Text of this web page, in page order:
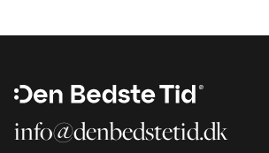
info@denbedstetid.dk